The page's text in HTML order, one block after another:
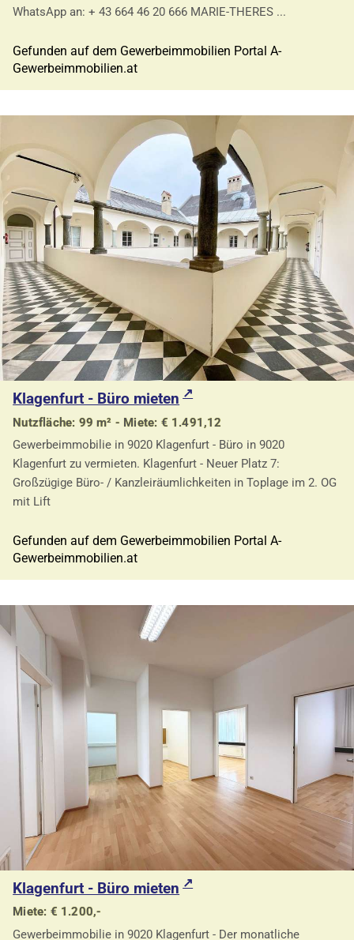
WhatsApp an: + 43 664 46 20 666 MARIE-THERES ...
Gefunden auf dem Gewerbeimmobilien Portal A-
Gewerbeimmobilien.at
Klagenfurt - Büro mieten
Nutzfläche: 99 m² - Miete: € 1.491,12
Gewerbeimmobilie in 9020 Klagenfurt - Büro in 9020
Klagenfurt zu vermieten. Klagenfurt - Neuer Platz 7:
Großzügige Büro- / Kanzleiräumlichkeiten in Toplage im 2. OG
mit Lift
Gefunden auf dem Gewerbeimmobilien Portal A-
Gewerbeimmobilien.at
Klagenfurt - Büro mieten
Miete: € 1.200,-
Gewerbeimmobilie in 9020 Klagenfurt - Der monatliche